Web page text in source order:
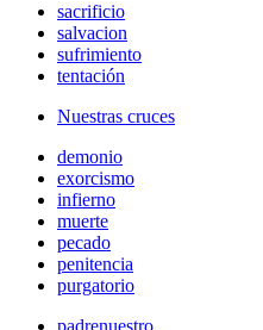
sacrificio
salvacion
sufrimiento
tentación
Nuestras cruces
demonio
exorcismo
infierno
muerte
pecado
penitencia
purgatorio
padrenuestro